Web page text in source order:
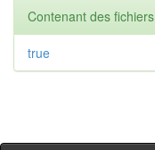
Contenant des fichiers
true